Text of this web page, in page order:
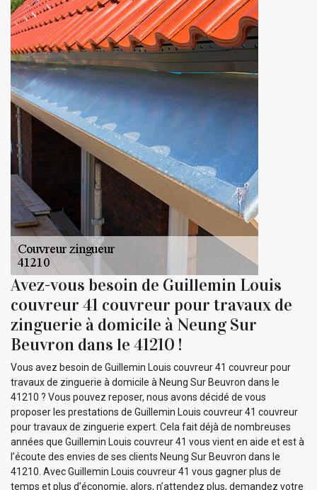
Avez-vous besoin de Guillemin Louis
couvreur 41 couvreur pour travaux de
zinguerie à domicile à Neung Sur
Beuvron dans le 41210 !
Vous avez besoin de Guillemin Louis couvreur 41 couvreur pour
travaux de zinguerie à domicile à Neung Sur Beuvron dans le
41210 ? Vous pouvez reposer, nous avons décidé de vous
proposer les prestations de Guillemin Louis couvreur 41 couvreur
pour travaux de zinguerie expert. Cela fait déjà de nombreuses
années que Guillemin Louis couvreur 41 vous vient en aide et est à
l’écoute des envies de ses clients Neung Sur Beuvron dans le
41210. Avec Guillemin Louis couvreur 41 vous gagner plus de
temps et plus d’économie, alors, n’attendez plus, demandez votre